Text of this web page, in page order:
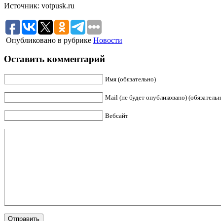
Источник: votpusk.ru
Опубликовано в рубрике Новости
Оставить комментарий
Имя (обязательно)
Mail (не будет опубликовано)
Вебсайт